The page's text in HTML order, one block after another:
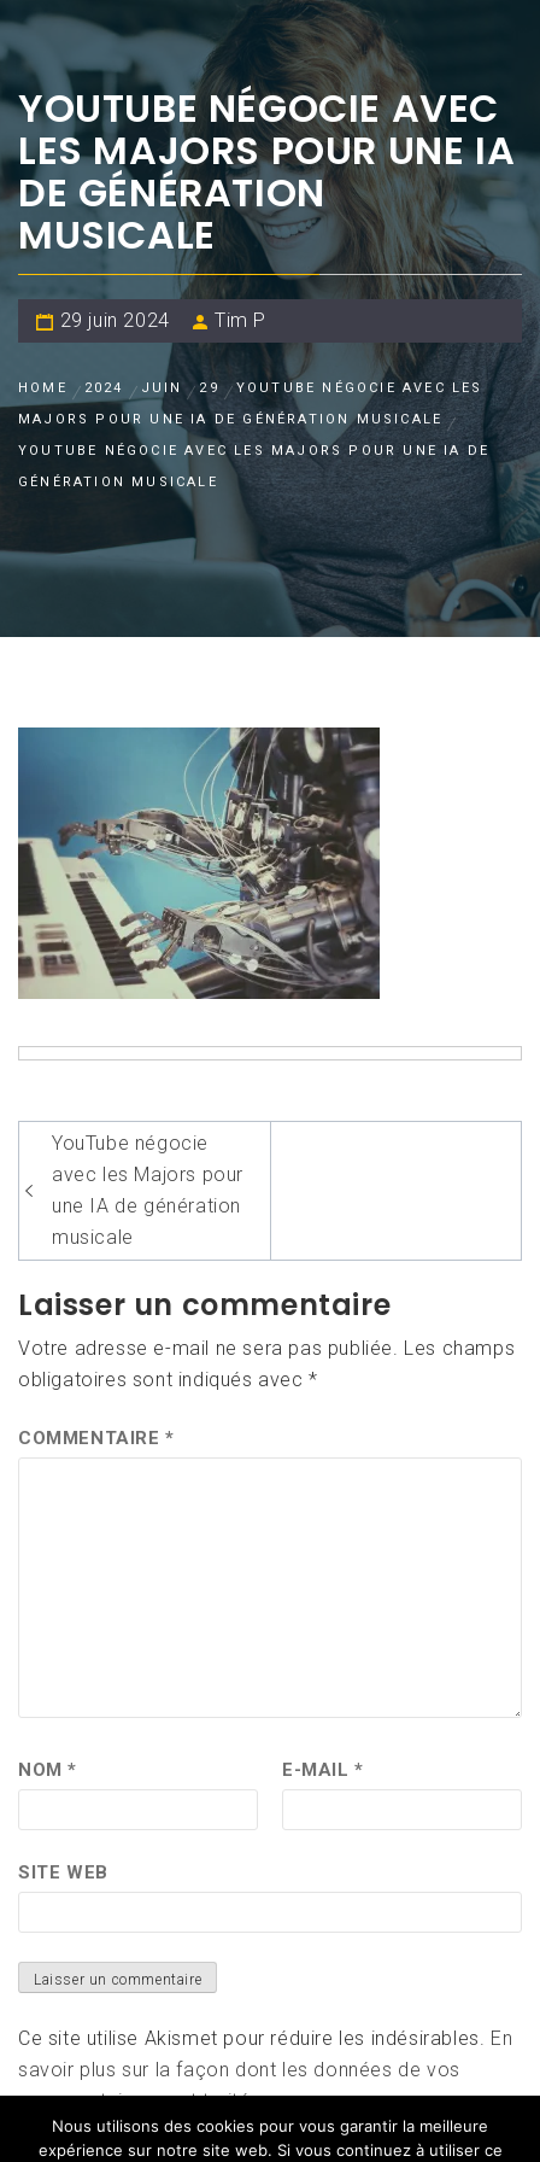
YOUTUBE NÉGOCIE AVEC
LES MAJORS POUR UNE IA
DE GÉNÉRATION
MUSICALE
29 juin 2024 Tim P
HOME 2024 JUIN 29
YOUTUBE NÉGOCIE AVEC LES
MAJORS POUR UNE IA DE GÉNÉRATION MUSICALE
YOUTUBE NÉGOCIE AVEC LES MAJORS POUR UNE IA DE
GÉNÉRATION MUSICALE
Navigation
de
l’article
YouTube négocie
avec les Majors pour
une IA de génération
musicale
Laisser un commentaire
Votre adresse e-mail ne sera pas publiée. Les champs
obligatoires sont indiqués avec*
COMMENTAIRE*
NOM* E-MAIL*
SITE WEB
Ce site utilise Akismet pour réduire les indésirables. En
savoir plus sur la façon dont les données de vos
commentaires sont traitées.
Nous utilisons des cookies pour vous garantir la meilleure
expérience sur notre site web. Si vous continuez à utiliser ce